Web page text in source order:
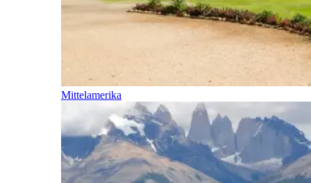
Mittelamerika